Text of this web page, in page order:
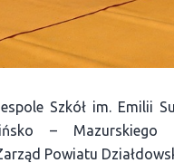
Szkół im. Emilii
– Mazurskiego
Powiatu